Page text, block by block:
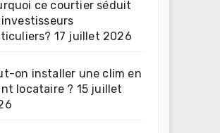
ce courtier séduit
investisseurs
17 juillet 2026
on installer une clim en
locataire ? 15 juillet